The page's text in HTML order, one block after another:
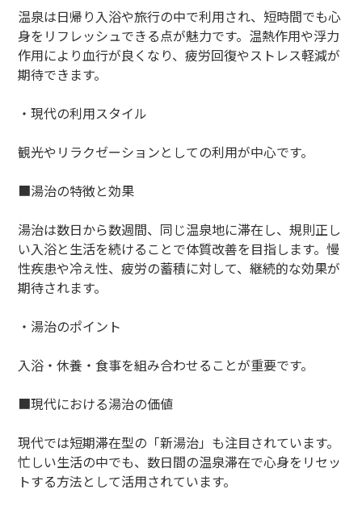
温泉は日帰り入浴や旅行の中で利用され、短時間でも心
身をリフレッシュできる点が魅力です。温熱作用や浮力
作用により血行が良くなり、疲労回復やストレス軽減が
期待できます。
・現代の利用スタイル
観光やリラクゼーションとしての利用が中心です。
■湯治の特徴と効果
湯治は数日から数週間、同じ温泉地に滞在し、規則正し
い入浴と生活を続けることで体質改善を目指します。慢
性疾患や冷え性、疲労の蓄積に対して、継続的な効果が
期待されます。
・湯治のポイント
入浴・休養・食事を組み合わせることが重要です。
■現代における湯治の価値
現代では短期滞在型の「新湯治」も注目されています。
忙しい生活の中でも、数日間の温泉滞在で心身をリセッ
トする方法として活用されています。